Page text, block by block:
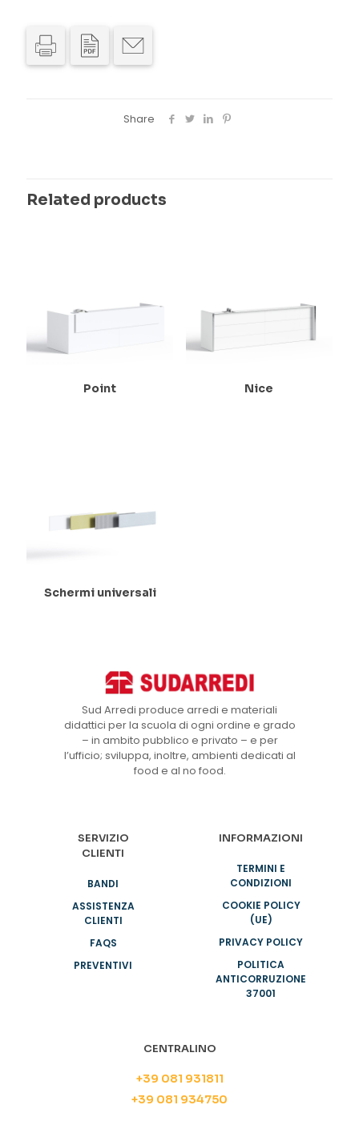
Share
Related products
Point Nice
Schermi universali
Sud Arredi produce arredi e materiali
didattici per la scuola di ogni ordine e grado
– in ambito pubblico e privato – e per
l’ufficio; sviluppa, inoltre, ambienti dedicati al
food e al no food.
SERVIZIO
CLIENTI
BANDI
ASSISTENZA
CLIENTI
FAQS
PREVENTIVI
INFORMAZIONI
TERMINI E
CONDIZIONI
COOKIE POLICY
(UE)
PRIVACY POLICY
POLITICA
ANTICORRUZIONE
37001
CENTRALINO
+39 081 931811
+39 081 934750